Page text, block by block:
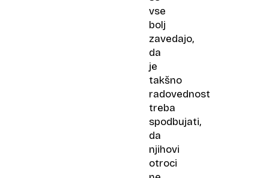
vse
bolj
zavedajo,
da
je
takšno
radovednost
treba
spodbujati,
da
njihovi
otroci